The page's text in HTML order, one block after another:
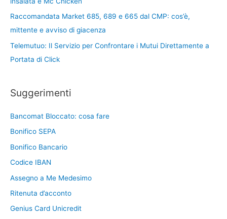
Raccomandata Market 685, 689 e 665 dal CMP: cos’è,
mittente e avviso di giacenza
Telemutuo: Il Servizio per Confrontare i Mutui Direttamente a
Portata di Click
Suggerimenti
Bancomat Bloccato: cosa fare
Bonifico SEPA
Bonifico Bancario
Codice IBAN
Assegno a Me Medesimo
Ritenuta d’acconto
Genius Card Unicredit